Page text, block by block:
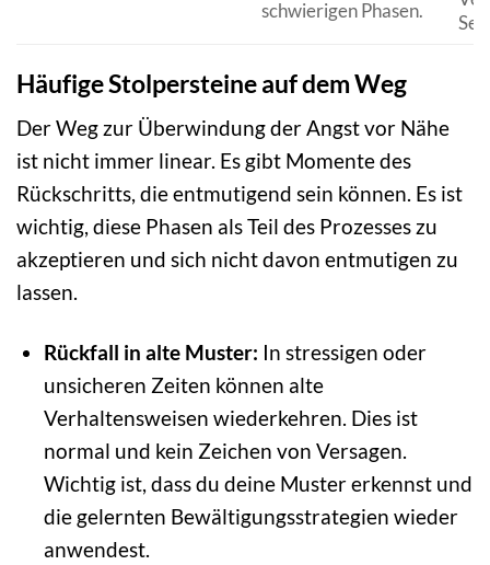
schwierigen Phasen.
Häufige Stolpersteine auf dem Weg
Der Weg zur Überwindung der Angst vor Nähe
ist nicht immer linear. Es gibt Momente des
Rückschritts, die entmutigend sein können. Es ist
wichtig, diese Phasen als Teil des Prozesses zu
akzeptieren und sich nicht davon entmutigen zu
lassen.
Rückfall in alte Muster: In stressigen oder
unsicheren Zeiten können alte
Verhaltensweisen wiederkehren. Dies ist
normal und kein Zeichen von Versagen.
Wichtig ist, dass du deine Muster erkennst und
die gelernten Bewältigungsstrategien wieder
anwendest.